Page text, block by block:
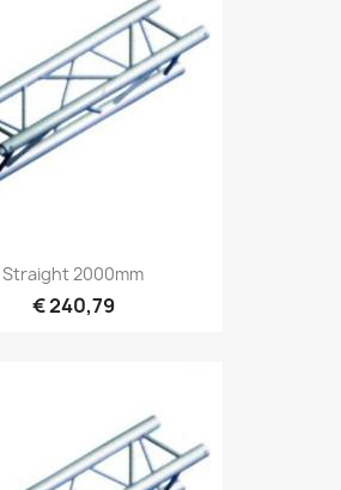
Snel bekijken
Straight 2000mm
€ 240,79